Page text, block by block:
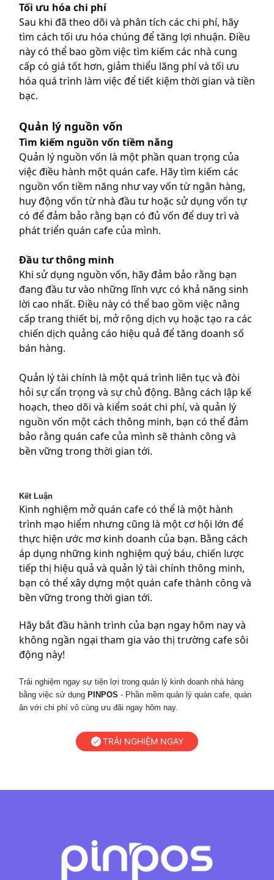
Tối ưu hóa chi phí
Sau khi đã theo dõi và phân tích các chi phí, hãy
tìm cách tối ưu hóa chúng để tăng lợi nhuận. Điều
này có thể bao gồm việc tìm kiếm các nhà cung
cấp có giá tốt hơn, giảm thiểu lãng phí và tối ưu
hóa quá trình làm việc để tiết kiệm thời gian và tiền
bạc.
Quản lý nguồn vốn
Tìm kiếm nguồn vốn tiềm năng
Quản lý nguồn vốn là một phần quan trọng của
việc điều hành một quán cafe. Hãy tìm kiếm các
nguồn vốn tiềm năng như vay vốn từ ngân hàng,
huy động vốn từ nhà đầu tư hoặc sử dụng vốn tự
có để đảm bảo rằng bạn có đủ vốn để duy trì và
phát triển quán cafe của mình.
Đầu tư thông minh
Khi sử dụng nguồn vốn, hãy đảm bảo rằng bạn
đang đầu tư vào những lĩnh vực có khả năng sinh
lời cao nhất. Điều này có thể bao gồm việc nâng
cấp trang thiết bị, mở rộng dịch vụ hoặc tạo ra các
chiến dịch quảng cáo hiệu quả để tăng doanh số
bán hàng.
Quản lý tài chính là một quá trình liên tục và đòi
hỏi sự cẩn trọng và sự chủ động. Bằng cách lập kế
hoạch, theo dõi và kiểm soát chi phí, và quản lý
nguồn vốn một cách thông minh, bạn có thể đảm
bảo rằng quán cafe của mình sẽ thành công và
bền vững trong thời gian tới.
Kết Luận
Kinh nghiệm mở quán cafe có thể là một hành
trình mạo hiểm nhưng cũng là một cơ hội lớn để
thực hiện ước mơ kinh doanh của bạn. Bằng cách
áp dụng những kinh nghiệm quý báu, chiến lược
tiếp thị hiệu quả và quản lý tài chính thông minh,
bạn có thể xây dựng một quán cafe thành công và
bền vững trong thời gian tới.
Hãy bắt đầu hành trình của bạn ngay hôm nay và
không ngần ngại tham gia vào thị trường cafe sôi
động này!
Trải nghiệm ngay sự tiện lợi trong quản lý kinh doanh nhà hàng
bằng việc sử dụng PINPOS - Phần mềm quản lý quán cafe, quán
ăn với chi phí vô cùng ưu đãi ngay hôm nay.
TRẢI NGHIỆM NGAY